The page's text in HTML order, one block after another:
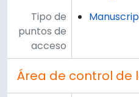
Tipo de
puntos de
acceso
Área de control de